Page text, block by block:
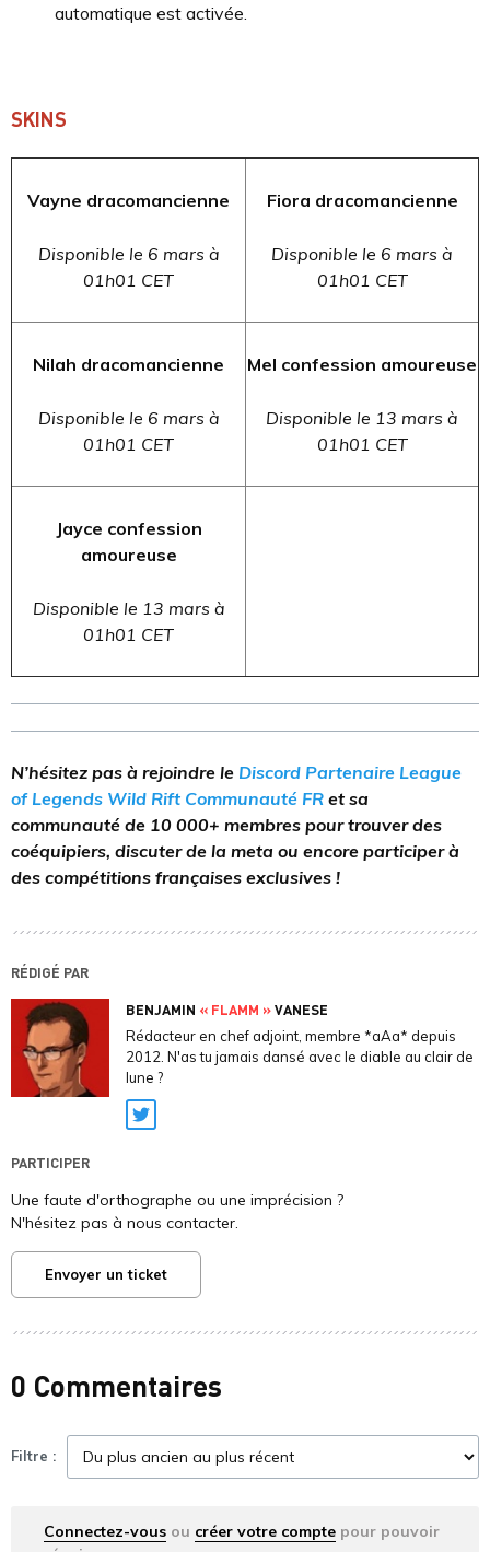
automatique est activée.
SKINS
Vayne dracomancienne
Disponible le 6 mars à
01h01 CET
Fiora dracomancienne
Disponible le 6 mars à
01h01 CET
Nilah dracomancienne
Disponible le 6 mars à
01h01 CET
Mel confession amoureuse
Disponible le 13 mars à
01h01 CET
Jayce confession
amoureuse
Disponible le 13 mars à
01h01 CET
N’hésitez pas à rejoindre le Discord Partenaire League
of Legends Wild Rift Communauté FR et sa
communauté de 10 000+ membres pour trouver des
coéquipiers, discuter de la meta ou encore participer à
des compétitions françaises exclusives !
RÉDIGÉ PAR
BENJAMIN « FLAMM »VANESE
Rédacteur en chef adjoint, membre *aAa* depuis
2012. N'as tu jamais dansé avec le diable au clair de
lune ?
Twitter
PARTICIPER
Une faute d'orthographe ou une imprécision ?
N'hésitez pas à nous contacter.
Envoyer un ticket
0 Commentaires
Filtre :
Connectez-vous ou créer votre compte pour pouvoir